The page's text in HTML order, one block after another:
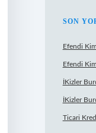
SON
Efendi
Efendi
İKizler
İKizler
Ticari